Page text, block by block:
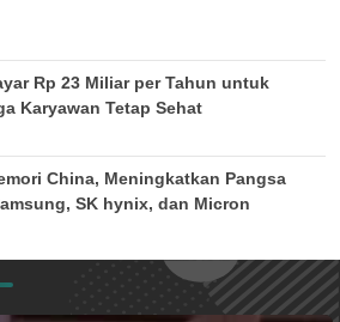
Rp 23 Miliar per Tahun untuk
Karyawan Tetap Sehat
China, Meningkatkan Pangsa
SK hynix, dan Micron